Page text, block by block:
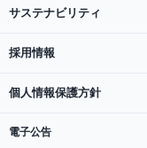
サステナビリティ
採用情報
個人情報保護方針
電子公告